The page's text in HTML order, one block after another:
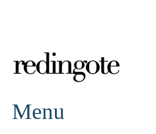
redingote.
Menu